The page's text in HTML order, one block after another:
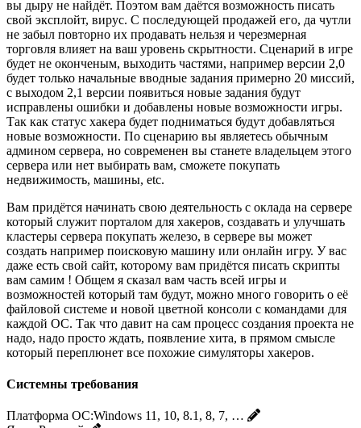
вы дыру не найдёт. Поэтом вам даётся возможность писать
свой эксплойт, вирус. С последующей продажей его, да чутли
не забыл повторно их продавать нельзя и черезмерная
торговля влияет на ваш уровень скрытности. Сценарий в игре
будет не оконченым, выходить частями, например версии 2,0
будет только начальные вводные задания примерно 20 миссий,
с выходом 2,1 версии появиться новые задания будут
исправлены ошибки и добавлены новые возможности игры.
Так как статус хакера будет подниматься будут добавляться
новые возможности. По сценарию вы являетесь обычным
админом сервера, но современен вы станете владельцем этого
сервера или нет выбирать вам, сможете покупать
недвижимость, машины, etc.
Вам придётся начинать свою деятельность с оклада на сервере
который служит порталом для хакеров, создавать и улучшать
кластеры сервера покупать железо, в сервере вы может
создать например поисковую машину или онлайн игру. У вас
даже есть свой сайт, которому вам придётся писать скрипты
вам самим ! Общем я сказал вам часть всей игры и
возможностей который там будут, можно много говорить о её
файловой системе и новой цветной консоли с командами для
каждой ОС. Так что давит на сам процесс создания проекта не
надо, надо просто ждать, появление хита, в прямом смысле
который переплюнет все похожие симуляторы хакеров.
Системны требования
Платформа ОС:Windows 11, 10, 8.1, 8, 7, …